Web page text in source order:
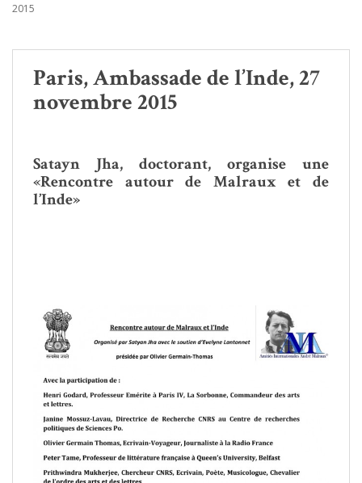
2015
Paris, Ambassade de l’Inde, 27
novembre 2015
Satayn Jha, doctorant, organise une
«Rencontre autour de Malraux et de
l’Inde»